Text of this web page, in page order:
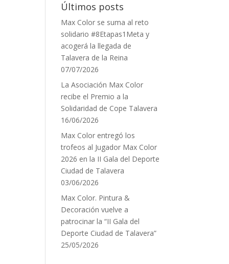
Últimos posts
Max Color se suma al reto
solidario #8Etapas1Meta y
acogerá la llegada de
Talavera de la Reina
07/07/2026
La Asociación Max Color
recibe el Premio a la
Solidaridad de Cope Talavera
16/06/2026
Max Color entregó los
trofeos al Jugador Max Color
2026 en la II Gala del Deporte
Ciudad de Talavera
03/06/2026
Max Color. Pintura &
Decoración vuelve a
patrocinar la “II Gala del
Deporte Ciudad de Talavera”
25/05/2026